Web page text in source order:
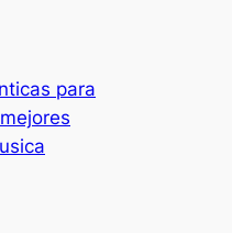
para